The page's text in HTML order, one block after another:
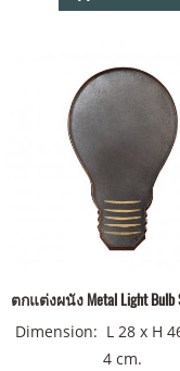
ตกแต่งผนัง Metal Light Bulb
Dimension: L 28 x H
4 cm.